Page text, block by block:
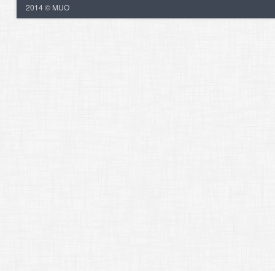
2014 © MUO